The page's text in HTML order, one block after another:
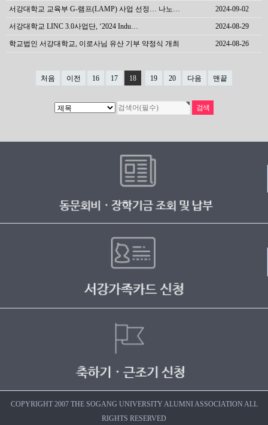
서강대학교 교육부 G-램프(LAMP) 사업 선정… 나노… 2024-09-02
서강대학교 LINC 3.0사업단, ‘2024 Indu… 2024-08-29
학교법인 서강대학교, 이로사님 유산 기부 약정식 개최 2024-08-26
처음 이전 16 17 18 19 20 다음 맨끝
COPYRIGHT 2007 THE SOGANG UNIVERSITY ALUMNI ASSOCIATION ALL
RIGHTS RESERVED